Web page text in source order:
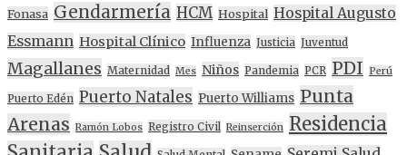
Fonasa Gendarmería HCM Hospital Hospital Augusto
Essmann Hospital Clínico Influenza Justicia Juventud
Magallanes Maternidad Mes Niños Pandemia PCR PDI Perú
Puerto Edén Puerto Natales Puerto Williams Punta
Arenas Ramón Lobos Registro Civil Reinserción
Residencia